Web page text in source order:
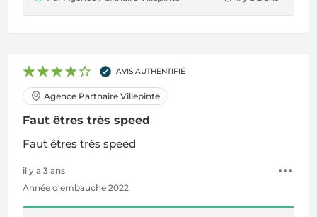
AVIS AUTHENTIFIÉ
Agence Partnaire Villepinte
Faut êtres très speed
Faut êtres très speed
il y a 3 ans
Année d'embauche 2022